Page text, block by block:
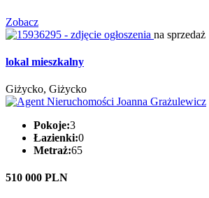
Zobacz
na sprzedaż
lokal mieszkalny
Giżycko, Giżycko
Pokoje:3
Łazienki:0
Metraż:65
510 000 PLN